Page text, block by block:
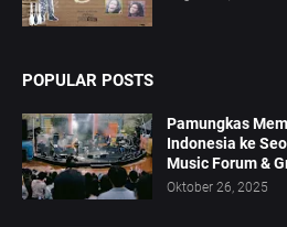
POPULAR POSTS
Pamungkas
Indonesia ke
Music Forum &
Oktober 26, 2025